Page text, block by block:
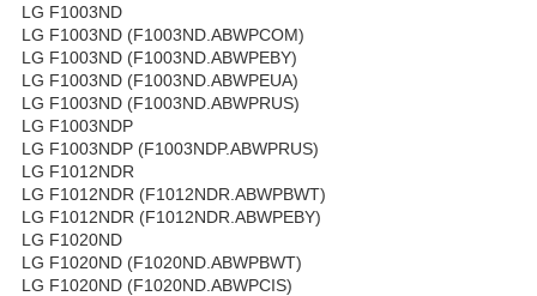
LG F1003ND
LG F1003ND (F1003ND.ABWPCOM)
LG F1003ND (F1003ND.ABWPEBY)
LG F1003ND (F1003ND.ABWPEUA)
LG F1003ND (F1003ND.ABWPRUS)
LG F1003NDP
LG F1003NDP (F1003NDP.ABWPRUS)
LG F1012NDR
LG F1012NDR (F1012NDR.ABWPBWT)
LG F1012NDR (F1012NDR.ABWPEBY)
LG F1020ND
LG F1020ND (F1020ND.ABWPBWT)
LG F1020ND (F1020ND.ABWPCIS)